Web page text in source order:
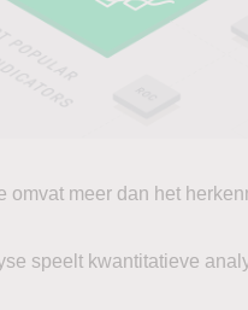
omvat meer dan het
speelt kwantitatieve